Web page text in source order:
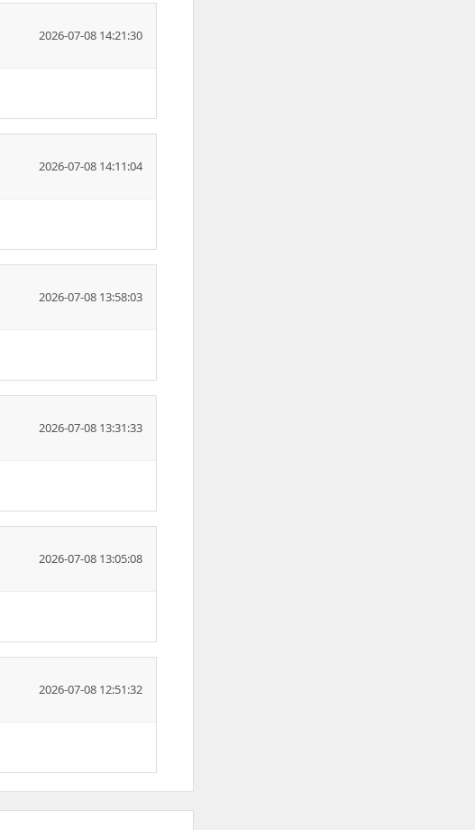
2026-07-08 14:21:30
2026-07-08 14:11:04
2026-07-08 13:58:03
2026-07-08 13:31:33
2026-07-08 13:05:08
2026-07-08 12:51:32